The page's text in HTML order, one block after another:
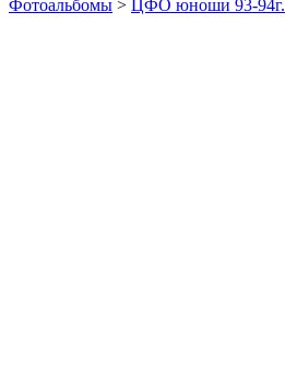
Фотоальбомы > ЦФО юноши 93-94г.